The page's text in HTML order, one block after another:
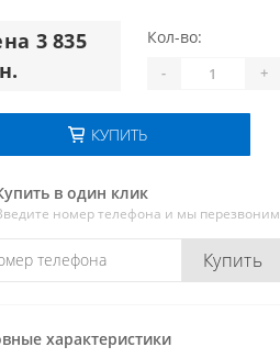
3 835
Кол-во:
- +
КУПИТЬ
в один клик
номер телефона и мы перезвоним
Купить
характеристики